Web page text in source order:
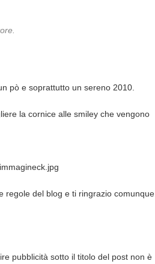
pò e soprattutto un sereno 2010.
la cornice alle smiley che vengono
regole del blog e ti ringrazio comunque.
pubblicità sotto il titolo del post non è